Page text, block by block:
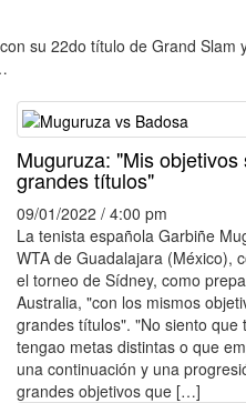
su 22do título de Grand Slam
Muguruza: "Mis
grandes títulos"
09/01/2022 / 4:00 pm
La tenista española Garbiñe
WTA de Guadalajara (México),
el torneo de Sídney, como
Australia, "con los mismos
grandes títulos". "No siento que
tengao metas distintas o que
una continuación y una
grandes objetivos que […]